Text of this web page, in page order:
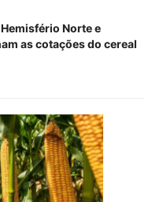
Norte e
as cotações do cereal